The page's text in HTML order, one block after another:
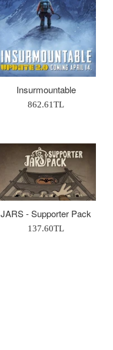
Insurmountable
Normal
862.61TL
JARS - Supporter Pack
Normal
137.60TL